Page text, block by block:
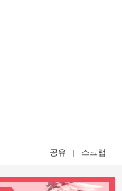
공유 스크랩